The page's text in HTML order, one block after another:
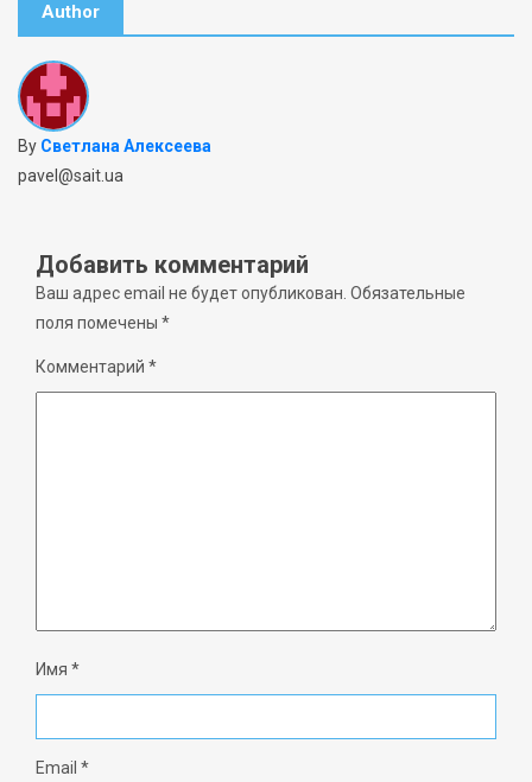
Author
By Светлана Алексеева
pavel@sait.ua
Добавить комментарий
Ваш адрес email не будет опубликован. Обязательные
поля помечены *
Комментарий *
Имя *
Email *